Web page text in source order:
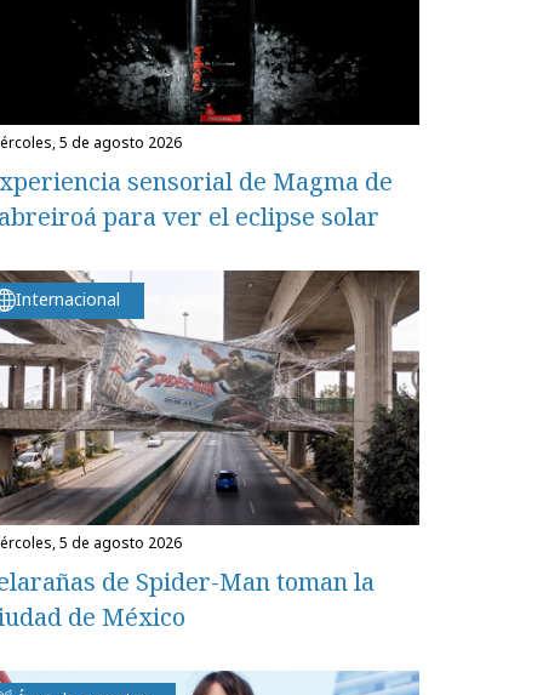
5 de agosto 2026
sensorial de Magma de
para ver el eclipse solar
Internacional
5 de agosto 2026
de Spider-Man toman la
de México